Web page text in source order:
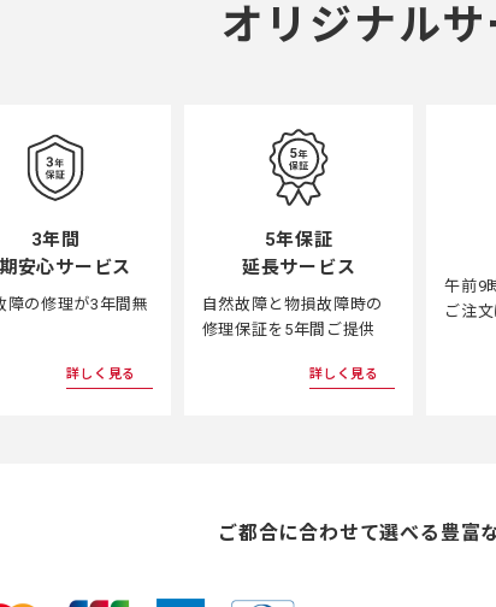
オリジナルサ
3年間
安心サービス
障の修理が3年間無
詳しく見る
5年保証
延長サービス
自然故障と物損故障時の
修理保証を5年間ご提供
詳しく見る
午前9
ご注
ご都合に合わせて選べる 豊富